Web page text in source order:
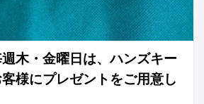
週木・金曜日は、ハンズキー
様にプレゼントをご用意し